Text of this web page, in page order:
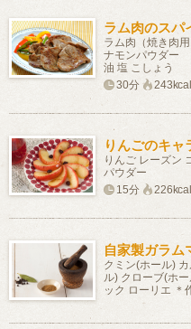
ラム肉のスパ
ラム肉（焼き肉
ナモンパウダー
油 塩 こしょう
30分
243kcal
りんごのキャ
りんご レーズン
パウダー
15分
226kcal
自家製ガラム
クミン(ホール)
ル) クローブ(ホ
ック ローリエ ＊